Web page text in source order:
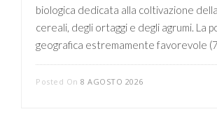
biologica dedicata alla coltivazione
cereali, degli ortaggi e degli agrumi. La
geografica estremamente favorevole (7
Posted On 8 AGOSTO 2026